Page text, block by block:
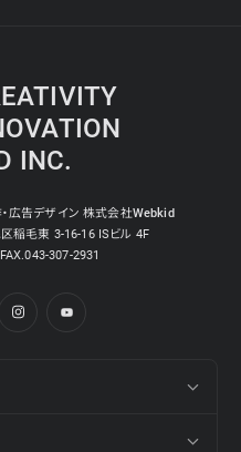
INC.
広告デザイン 株式会社Webkid
稲毛東 3-16-16 ISビル 4F
307-2931